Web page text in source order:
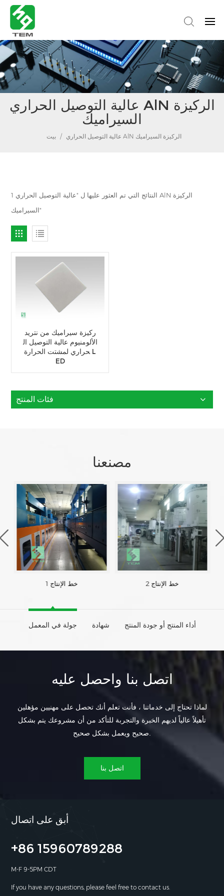
عالية التوصيل الحراري AlN الركيزة
السيراميك
بيت / عالية التوصيل الحراري AlN الركيزة السيراميك
1 النتائج التي تم العثور عليها ل "عالية التوصيل الحراري AlN الركيزة
السيراميك"
ركيزة سيراميك من نتريد
الألومنيوم عالية التوصيل ال
حراري لمشتت الحرارة L
ED
فئات المنتج
مصنعنا
خط الإنتاج 1 خط الإنتاج 2
جولة في المعمل شهادة أداء المنتج أو جودة المنتج
اتصل بنا واحصل عليه
لماذا تحتاج إلى خدماتنا ، فأنت تعلم أنك تحصل على مهنيين مؤهلين
تأهيلاً عالياً لديهم الخبرة والتجربة للتأكد من أن مشروعك يتم بشكل
صحيح ويعمل بشكل صحيح.
اتصل بنا
أبق على اتصال
+86 15960789288
M-F 9-5PM CDT
If you have any questions, please feel free to contact us.